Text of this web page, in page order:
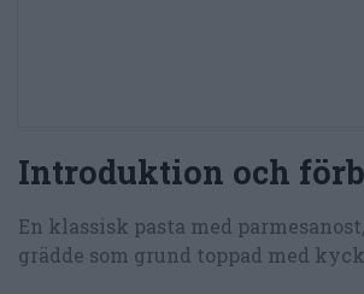
Introduktion och
En klassisk pasta med
grädde som grund toppad med